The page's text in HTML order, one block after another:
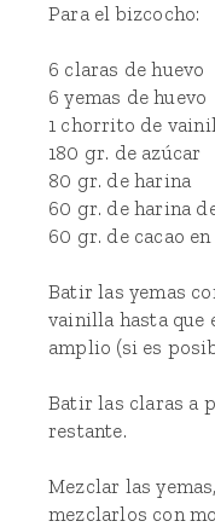
Para el bizcocho:
6 claras de huevo
6 yemas de huevo
1 chorrito de
180 gr. de azúcar
80 gr. de harina
60 gr. de harina
60 gr. de cacao
Batir las yemas
vainilla hasta que
amplio (si es
Batir las claras a
restante.
Mezclar las
mezclarlos con